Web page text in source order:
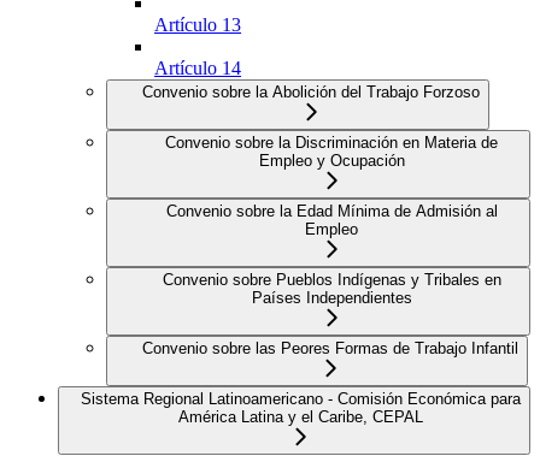
Artículo 13
Artículo 14
Convenio sobre la Abolición del Trabajo Forzoso
Convenio sobre la Discriminación en Materia de
Empleo y Ocupación
Convenio sobre la Edad Mínima de Admisión al
Empleo
Convenio sobre Pueblos Indígenas y Tribales en
Países Independientes
Convenio sobre las Peores Formas de Trabajo Infantil
Sistema Regional Latinoamericano - Comisión Económica para
América Latina y el Caribe, CEPAL